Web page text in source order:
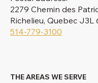
2279 Chemin des
Richelieu, Quebec J3L
514-779-3100
THE AREAS WE SERVE